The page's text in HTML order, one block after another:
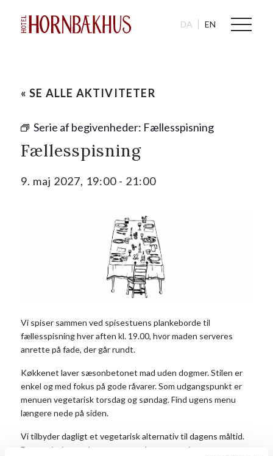
DA EN
« SE ALLE AKTIVITETER
Serie af begivenheder: Fællesspisning
Fællesspisning
9. maj 2027, 19:00- 21:00
Vi spiser sammen ved spisestuens plankeborde til
fællesspisning hver aften kl. 19.00, hvor maden serveres
anrette på fade, der går rundt.
Køkkenet laver sæsonbetonet mad uden dogmer. Stilen er
enkel og med fokus på gode råvarer. Som udgangspunkt er
menuen vegetarisk torsdag og søndag. Find ugens menu
længere nede på siden.
Vi tilbyder dagligt et vegetarisk alternativ til dagens måltid.
Det er vigtigt, at du noterer antal vegetarer i